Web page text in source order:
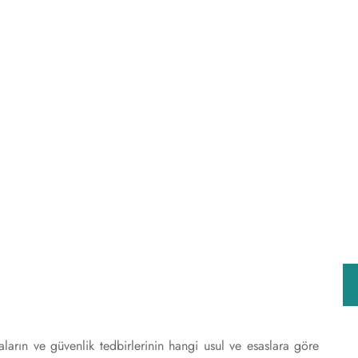
ve güvenlik tedbirlerinin hangi usul ve esaslara göre